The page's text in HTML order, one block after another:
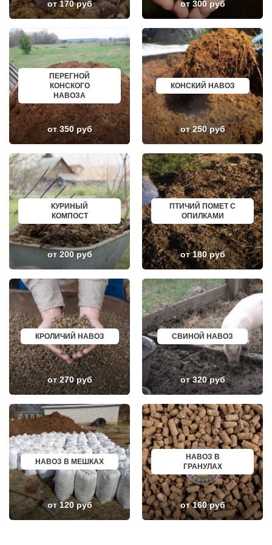
ЛУКИНО
ЛУНЕВО
ЛЫТКАРИНО
ЛЬВОВСКИЙ
ЛЮБЕРЦЫ
ЛЮБУЧАНЫ
МАЛАХОВКА
МАЛИНО
МАМЫРИ
МАРФИНО
МЕНДЕЛЕЕВО
МЕШКОВО
МЕЩЕРИНО
МИХНЕВО
МОЖАЙСК
МОЛОДЕЖНЫЙ
МОЛОКОВО
МОНИНО
МОСКОВСКИЙ
МУХАНОВО
МЫТИЩИ
НАРО-ФОМИНСК
НАХАБИНО
НЕКРАСОВКА
НЕКРАСОВСКИЙ
НЕМЧИНОВКА
НОВИНКИ
НОВОБРАТЦЕВСКИЙ
НОВОИВАНОВСКОЕ
НОВОПЕТРОВСКОЕ
НОВОПОДРЕЗКОВО
НОВОСИНЬКОВО
НОГИНСК
ОБОЛЕНСК
ОБУХОВО
ОДИНЦОВО
ОЖЕРЕЛЬЕ
ОКТЯБРЬСКИЙ
ОПАЛИХА
ОРЕХОВО-ЗУЕВО
ОСТРОВЦЫ
ПАВЛОВСКАЯ СЛОБОДА
ПАВЛОВСКИЙ ПОСАД
ПЕНИНО
ПЕРВОМАЙСКОЕ
ПЕРЕСВЕТ
ПЕСКИ
ПИРОГОВСКИЙ
ПОВАРОВО
ПОДОЛЬСК
ПОЛУШКИНО
КУРГАНИНСК
ЩЕКИНО
СИМ
МАЛОЯРОСЛАВЕЦ
МАРИИНСК
МИНУСИНСК
ВЕРХНЯЯ ПЫШМА
РОССОШЬ
УСТЬ ЛАБИНСК
КОМСОМОЛЬСК
РЖЕВ
АЛЕКСЕЕВКА
ВЯЗЬМА
ИШИМ
ЗЕЛЕНОДОЛЬСК
ЛИВНЫ
БОБРОВ
ЛИСКИ
КУЗНЕЦК
БАЛАШОВ
ВЫШНИЙ ВОЛОЧЕК
БЕЛОЯРСКИЙ
ГУСЬ ХРУСТАЛЬНЫЙ
ИЗБЕРБАШ
НАЗРАНЬ
АБИНСК
ИСКИТИМ
СЫСЕРТЬ
КЫЗЫЛ
МИХАЙЛОВКА
АКСАЙ
ПЕРЕСЛАВЛЬ ЗАЛЕССКИЙ
ЖУКОВ
КУРЧАТОВ
УГЛИЧ
ШЕБЕКИНО
БЕЛОВО
СОКОЛ
ОЗЕРСК
ОКТЯБРЬСК
КИМРЫ
КОТЛАС
УСТЬ ИЛИМСК
ШАДРИНСК
ДАНКОВ
МИЧУРИНСК
ВЯЗНИКИ
ГОРОДЕЦ
САСОВО
СУХОЙ ЛОГ
ГУРЬЕВСК
от 170 руб от 300 руб
ПЕРЕГНОЙ
КОНСКОГО
НАВОЗА
от 350 руб
КОНСКИЙ НАВОЗ
от 250 руб
КУРИНЫЙ
КОМПОСТ
от 200 руб
ПТИЧИЙ ПОМЕТ С
ОПИЛКАМИ
от 180 руб
КРОЛИЧИЙ НАВОЗ
от 270 руб
СВИНОЙ НАВОЗ
от 320 руб
НАВОЗ В МЕШКАХ
от 120 руб
НАВОЗ В
ГРАНУЛАХ
от 160 руб